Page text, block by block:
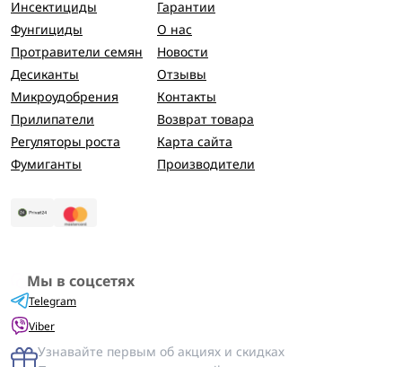
Инсектициды
Фунгициды
Протравители семян
Десиканты
Микроудобрения
Прилипатели
Регуляторы роста
Фумиганты
Гарантии
О нас
Новости
Отзывы
Контакты
Возврат товара
Карта сайта
Производители
Мы в соцсетях
Telegram
Viber
Узнавайте первым об акциях и скидках